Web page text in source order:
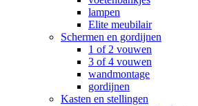
lampen
Elite meubilair
Schermen en gordijnen
1 of 2 vouwen
3 of 4 vouwen
wandmontage
gordijnen
Kasten en stellingen